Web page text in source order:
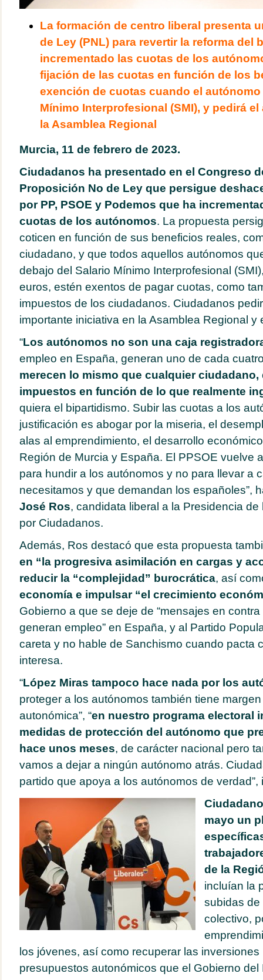
La formación de centro liberal presenta
de Ley (PNL) para revertir la reforma del
incrementado las cuotas de los
fijación de las cuotas en función de los
exención de cuotas cuando el
Mínimo Interprofesional (SMI), y pedirá
la Asamblea Regional
Murcia, 11 de febrero de 2023.
Ciudadanos ha presentado en el Congreso
Proposición No de Ley que persigue
por PP, PSOE y Podemos que ha
cuotas de los autónomos. La propuesta
coticen en función de sus beneficios reales,
ciudadano, y que todos aquellos autónomos
debajo del Salario Mínimo Interprofesional
euros, estén exentos de pagar cuotas, como
impuestos de los ciudadanos. Ciudadanos
importante iniciativa en la Asamblea Regional y
“Los autónomos no son una caja
empleo en España, generan uno de cada
merecen lo mismo que cualquier ciudadano,
impuestos en función de lo que realmente
quiera el bipartidismo. Subir las cuotas a los
justificación es abogar por la miseria, el
alas al emprendimiento, el desarrollo
Región de Murcia y España. El PPSOE vuelve
para hundir a los autónomos y no para llevar a
necesitamos y que demandan los españoles”,
José Ros, candidata liberal a la Presidencia
por Ciudadanos.
Además, Ros destacó que esta propuesta
en “la progresiva asimilación en cargas y
reducir la “complejidad” burocrática, así
economía e impulsar “el crecimiento
Gobierno a que se deje de “mensajes en
generan empleo” en España, y al Partido
careta y no hable de Sanchismo cuando pacta
interesa.
“López Miras tampoco hace nada por los
proteger a los autónomos también tiene
autonómica”, “en nuestro programa electoral
medidas de protección del autónomo que
hace unos meses, de carácter nacional pero
vamos a dejar a ningún autónomo atrás.
partido que apoya a los autónomos de verdad”,
mayo un
de la
incluían la
subidas de
colectivo,
los jóvenes, así como recuperar las
presupuestos autonómicos que el Gobierno